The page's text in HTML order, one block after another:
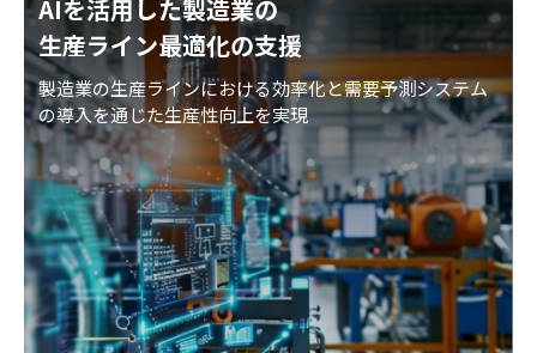
AIを活用した製造業の
生産ライン最適化の支援
製造業の生産ラインにおける効率化と需要予測システム
の導入を通じた生産性向上を実現